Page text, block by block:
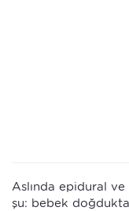
Aslında epidural
şu: bebek